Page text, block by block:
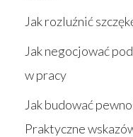
Jak rozluźnić
Jak negocjować
w pracy
Jak budować
Praktyczne